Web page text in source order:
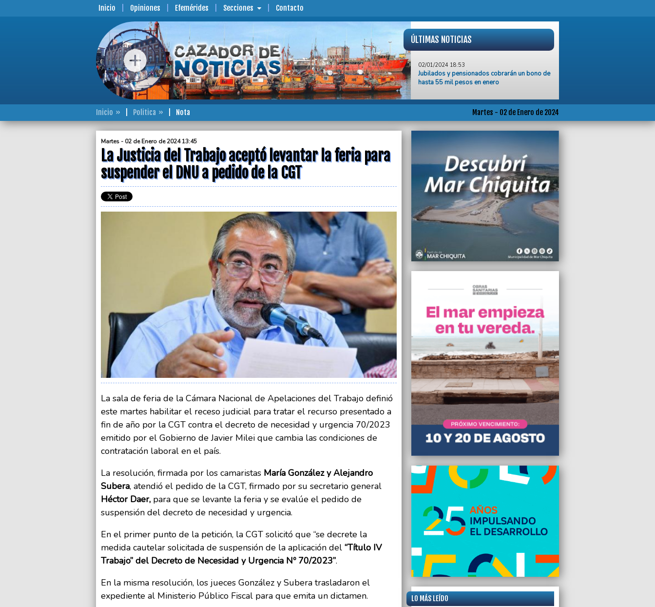
Inicio Opiniones Efemérides Secciones Contacto
ÚLTIMAS NOTICIAS
Jubilados y pensionados cobrarán un bono de
hasta 55 mil pesos en enero
Por la disparada del precio de los
combustibles, se multiplica el valor de las
La entrada en vigencia de la tasa vial se corrió
02/01/2024 17:36
“La sociedad marplatense vive una situación
de violencia extrema”, alertó Héctor Blasi
02/01/2024 13:45
La Justicia del Trabajo aceptó levantar la feria
para suspender el DNU a pedido de la CGT
“Celebramos que se haya modificado el
esquema de tres Defensores del Pueblo”, dijo
Alejandro Carrancio
El gobierno de Milei suspendió los Créditos
02/01/2024 10:11
Taladrid recibió al titular de la Cámara Textil
de Mar del Plata
02/01/2024 08:00
Colisionó contra el paredón de la costa y
pudo haber ocasionado una tragedia
02/01/2024 06:13
Exitoso comienzo de año para la venta
ambulante en Mar del Plata
Martes - 02 de Enero de 2024
Inicio Politica Nota
Martes - 02 de Enero de 2024 13:45
La Justicia del Trabajo aceptó levantar la feria para
suspender el DNU a pedido de la CGT
La sala de feria de la Cámara Nacional de Apelaciones del Trabajo definió
este martes habilitar el receso judicial para tratar el recurso presentado a
fin de año por la CGT contra el decreto de necesidad y urgencia 70/2023
emitido por el Gobierno de Javier Milei que cambia las condiciones de
contratación laboral en el país.
La resolución, firmada por los camaristas María González y Alejandro
Subera, atendió el pedido de la CGT, firmado por su secretario general
Héctor Daer, para que se levante la feria y se evalúe el pedido de
suspensión del decreto de necesidad y urgencia.
En el primer punto de la petición, la CGT solicitó que “se decrete la
medida cautelar solicitada de suspensión de la aplicación del “Título IV
Trabajo” del Decreto de Necesidad y Urgencia Nº 70/2023”.
En la misma resolución, los jueces González y Subera trasladaron el
expediente al Ministerio Público Fiscal para que emita un dictamen.
LO MÁS LEÍDO